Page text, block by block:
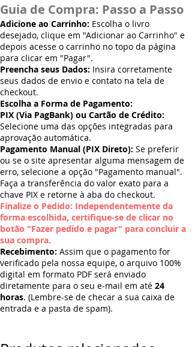
Guia de Compra: Passo a Passo
Adicione ao Carrinho: Escolha o livro
desejado, clique em "Adicionar ao Carrinho" e
depois acesse o carrinho no topo da página
para clicar em "Pagar".
Preencha seus Dados: Insira corretamente
seus dados de envio e contato na tela de
checkout.
Escolha a Forma de Pagamento:
PIX (Via PagBank) ou Cartão de Crédito:
Selecione uma das opções integradas para
aprovação automática.
Pagamento Manual (PIX Direto): Se preferir
ou se o site apresentar alguma mensagem de
erro, selecione a opção "Pagamento manual".
Faça a transferência do valor exato para a
chave PIX e retorne à aba do checkout.
Finalize o Pedido: Independentemente da
forma escolhida, certifique-se de clicar no
botão "Fazer pedido e pagar" para concluir a
sua compra.
Recebimento: Assim que o pagamento for
verificado pela nossa equipe, o arquivo 100%
digital em formato PDF será enviado
diretamente para o seu e-mail em até 24
horas. (Lembre-se de checar a sua caixa de
entrada e a pasta de spam).